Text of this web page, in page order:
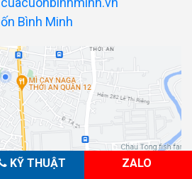
Bình Minh
KỸ THUẬT ZALO